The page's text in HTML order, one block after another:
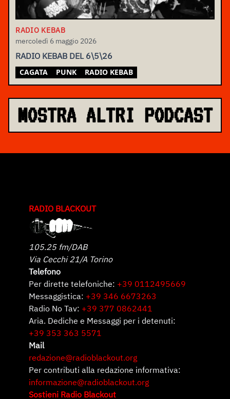
RADIO KEBAB
mercoledì 6 maggio 2026
RADIO KEBAB DEL 6\5\26
CAGATA PUNK RADIO KEBAB
MOSTRA ALTRI PODCAST
RADIO BLACKOUT
105.25 fm/DAB
Via Cecchi 21/A Torino
Telefono
Per dirette telefoniche: +39 0112495669
Messaggistica: +39 346 6673263
Radio No Tav: +39 377 0862441
Aria. Dediche e Messaggi per i detenuti:
+39 353 363 5571
Mail
redazione@radioblackout.org
Per contributi alla redazione informativa:
informazione@radioblackout.org
Sostieni Radio Blackout